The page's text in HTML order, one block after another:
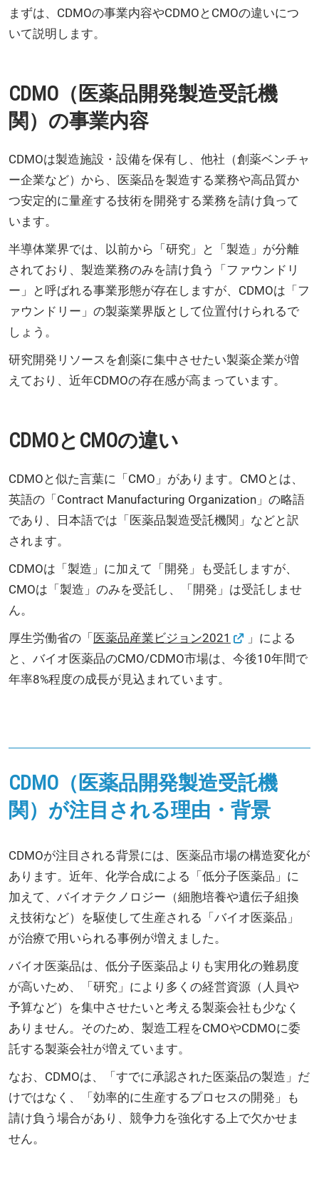
まずは、CDMOの事業内容やCDMOとCMOの違いにつ
いて説明します。
CDMO（医薬品開発製造受託機
関）の事業内容
CDMOは製造施設・設備を保有し、他社（創薬ベンチャ
ー企業など）から、医薬品を製造する業務や高品質か
つ安定的に量産する技術を開発する業務を請け負って
います。
半導体業界では、以前から「研究」と「製造」が分離
されており、製造業務のみを請け負う「ファウンドリ
ー」と呼ばれる事業形態が存在しますが、CDMOは「フ
ァウンドリー」の製薬業界版として位置付けられるで
しょう。
研究開発リソースを創薬に集中させたい製薬企業が増
えており、近年CDMOの存在感が高まっています。
CDMOとCMOの違い
CDMOと似た言葉に「CMO」があります。CMOとは、
英語の「Contract Manufacturing Organization」の略語
であり、日本語では「医薬品製造受託機関」などと訳
されます。
CDMOは「製造」に加えて「開発」も受託しますが、
CMOは「製造」のみを受託し、「開発」は受託しませ
ん。
厚生労働省の「医薬品産業ビジョン2021
」による
と、バイオ医薬品のCMO/CDMO市場は、今後10年間で
年率8%程度の成長が見込まれています。
CDMO（医薬品開発製造受託機
関）が注目される理由・背景
CDMOが注目される背景には、医薬品市場の構造変化が
あります。近年、化学合成による「低分子医薬品」に
加えて、バイオテクノロジー（細胞培養や遺伝子組換
え技術など）を駆使して生産される「バイオ医薬品」
が治療で用いられる事例が増えました。
バイオ医薬品は、低分子医薬品よりも実用化の難易度
が高いため、「研究」により多くの経営資源（人員や
予算など）を集中させたいと考える製薬会社も少なく
ありません。そのため、製造工程をCMOやCDMOに委
託する製薬会社が増えています。
なお、CDMOは、「すでに承認された医薬品の製造」だ
けではなく、「効率的に生産するプロセスの開発」も
請け負う場合があり、競争力を強化する上で欠かせま
せん。